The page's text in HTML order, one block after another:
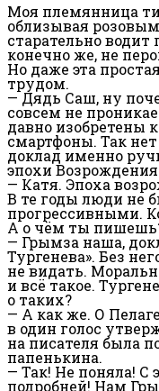
Моя племянница
облизывая
старательно
конечно же, не
Но даже эта
трудом.
— Дядь Саш, ну
совсем не
давно изобретены
смартфоны. Так
доклад именно
эпохи
— Катя. Эпоха
В те годы люди не
прогрессивными.
А о чём ты
— Грымза наша,
Тургенева». Без
не видать.
и всё такое.
о таких?
— А как же. О
в один голос
на писателя была
папенькина.
— Так! Не поняла! С
подробней! Нам